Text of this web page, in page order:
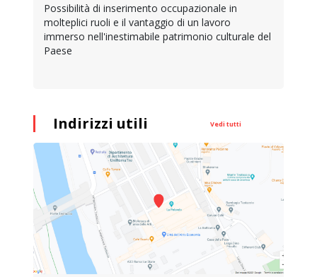
Possibilità di inserimento occupazionale in
molteplici ruoli e il vantaggio di un lavoro
immerso nell'inestimabile patrimonio culturale del
Paese
Indirizzi utili Vedi tutti